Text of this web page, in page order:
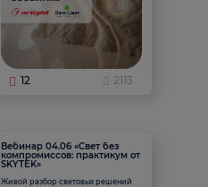
12 2113
Вебинар 04.06 «Свет без
компромиссов: практикум от
SKYTEK»
Живой разбор световых решений